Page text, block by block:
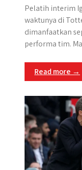
Pelatih interim
waktunya di
dimanfaatkan
performa tim.
Read more →